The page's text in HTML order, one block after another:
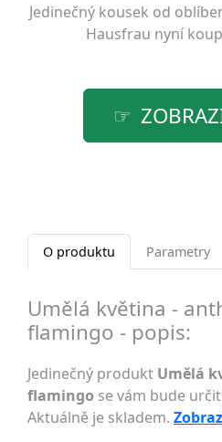
Jedinečný kousek od
Hausfrau nyní
O produktu Parametry
Umělá květina -
flamingo - popis:
Jedinečný produkt Umělá
flamingo se vám bude
Aktuálně je skladem.